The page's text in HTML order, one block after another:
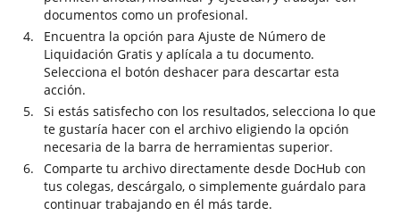
documentos como un profesional.
Encuentra la opción para Ajuste de Número de
Liquidación Gratis y aplícala a tu documento.
Selecciona el botón deshacer para descartar esta
acción.
Si estás satisfecho con los resultados, selecciona lo que
te gustaría hacer con el archivo eligiendo la opción
necesaria de la barra de herramientas superior.
Comparte tu archivo directamente desde DocHub con
tus colegas, descárgalo, o simplemente guárdalo para
continuar trabajando en él más tarde.